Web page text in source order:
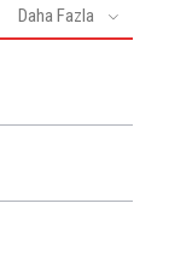
Daha Fazla